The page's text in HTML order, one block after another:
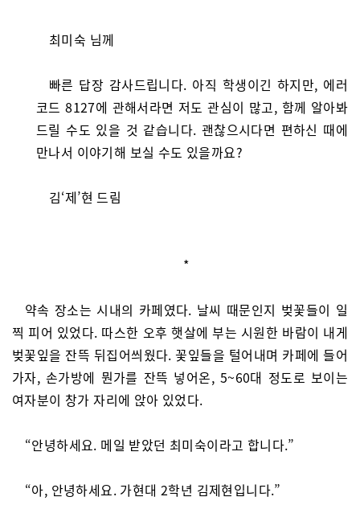
최미숙 님께
빠른 답장 감사드립니다. 아직 학생이긴 하지만, 에러
코드 8127에 관해서라면 저도 관심이 많고, 함께 알아봐
드릴 수도 있을 것 같습니다. 괜찮으시다면 편하신 때에
만나서 이야기해 보실 수도 있을까요?
김‘제’현 드림
*
약속 장소는 시내의 카페였다. 날씨 때문인지 벚꽃들이 일
찍 피어 있었다. 따스한 오후 햇살에 부는 시원한 바람이 내게
벚꽃잎을 잔뜩 뒤집어씌웠다. 꽃잎들을 털어내며 카페에 들어
가자, 손가방에 뭔가를 잔뜩 넣어온, 5~60대 정도로 보이는
여자분이 창가 자리에 앉아 있었다.
“안녕하세요. 메일 받았던 최미숙이라고 합니다.”
“아, 안녕하세요. 가현대 2학년 김제현입니다.”